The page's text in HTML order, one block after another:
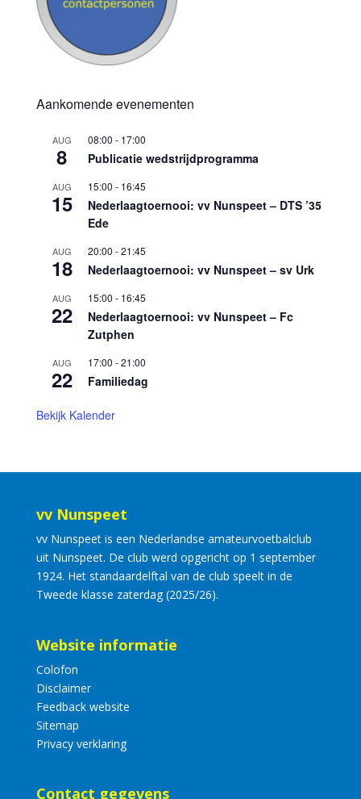
Aankomende evenementen
AUG
8
08:00 - 17:00
Publicatie wedstrijdprogramma
AUG
15
15:00 - 16:45
Nederlaagtoernooi: vv Nunspeet – DTS ’35
Ede
AUG
18
20:00 -21:45
Nederlaagtoernooi: vv Nunspeet – sv Urk
AUG
22
15:00 - 16:45
Nederlaagtoernooi: vv Nunspeet – Fc
Zutphen
AUG
22
17:00 -21:00
Familiedag
Bekijk Kalender
vv Nunspeet
vv Nunspeet is een Nederlandse amateurvoetbalclub
uit Nunspeet. De club werd opgericht op 1 september
1924. Het standaardelftal van de club speelt in de
Tweede klasse zaterdag (2025/26).
Website informatie
Colofon
Disclaimer
Feedback website
Sitemap
Privacy verklaring
Contact gegevens